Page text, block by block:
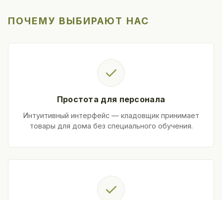
ПОЧЕМУ ВЫБИРАЮТ НАС
✓
Простота для персонала
Интуитивный интерфейс — кладовщик принимает
товары для дома без специального обучения.
✓